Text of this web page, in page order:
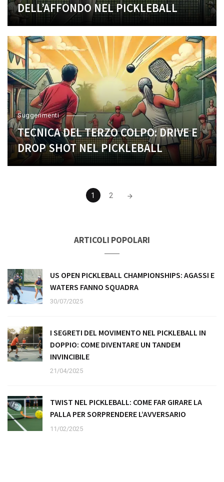
DELL’AFFONDO NEL PICKLEBALL
Suggerimenti
TECNICA DEL TERZO COLPO: DRIVE E
DROP SHOT NEL PICKLEBALL
1 2
ARTICOLI POPOLARI
US OPEN PICKLEBALL CHAMPIONSHIPS: AGASSI E
WATERS FANNO SQUADRA
30/07/2025
I SEGRETI DEL MOVIMENTO NEL PICKLEBALL IN
DOPPIO: COME DIVENTARE UN TANDEM
INVINCIBILE
21/04/2025
TWIST NEL PICKLEBALL: COME FAR GIRARE LA
PALLA PER SORPRENDERE L’AVVERSARIO
11/02/2025